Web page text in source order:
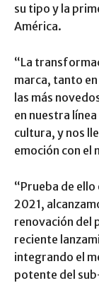
su tipo y la
América.
“La
marca, tanto
las más
en nuestra
cultura, y nos
emoción con el
“Prueba de
2021,
renovación del
reciente
integrando el
potente del